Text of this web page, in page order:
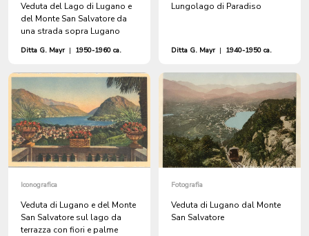
Veduta del Lago di Lugano e
del Monte San Salvatore da
una strada sopra Lugano
Ditta G. Mayr | 1950-1960 ca.
Lungolago di Paradiso
Ditta G. Mayr | 1940-1950 ca.
Iconografica
Veduta di Lugano e del Monte
San Salvatore sul lago da
terrazza con fiori e palme
Fotografia
Veduta di Lugano dal Monte
San Salvatore